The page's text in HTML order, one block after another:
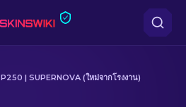
P250 | SUPERNOVA (ใหม่จากโรงงาน)